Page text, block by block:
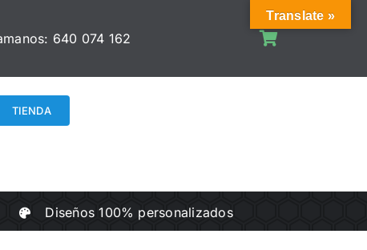
640 074 162
TIENDA
Diseños 100% personalizados
Translate »